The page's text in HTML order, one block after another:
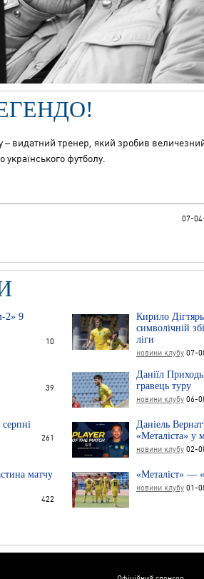
– видатний тренер, який зробив
футболу.
07-
2» 9
10
Кирило
символічній
ліги
новини клубу 07-
39
Даніїл
гравець туру
новини клубу 06-
261
Даніель
«Металіста» у
новини клубу 02-
матчу
422
«Металіст» —
новини клубу 01-